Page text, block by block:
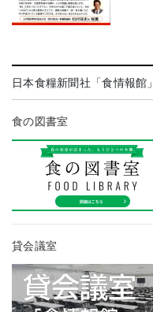
日本食糧新聞社「食情報館」
食の図書室
貸会議室